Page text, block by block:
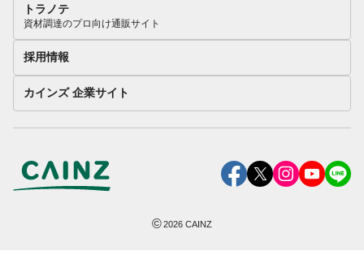
トラノテ
資材調達のプロ向け通販サイト
採用情報
カインズ 企業サイト
©2026 CAINZ